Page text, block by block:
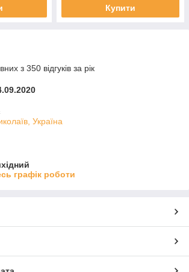
Купити
з 350 відгуків за рік
Україна
графік роботи